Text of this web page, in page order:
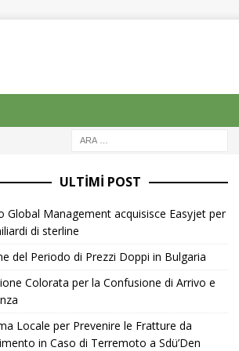
ULTIMI POST
Global Management acquisisce Easyjet per
di sterline
del Periodo di Prezzi Doppi in Bulgaria
Colorata per la Confusione di Arrivo e
Locale per Prevenire le Fratture da
in Caso di Terremoto a Sdü’Den